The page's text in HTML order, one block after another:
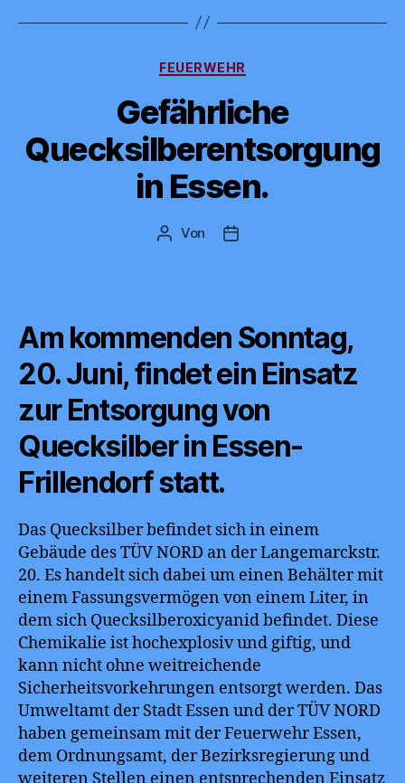
Kategorien
FEUERWEHR
Gefährliche
Quecksilberentsorgung
in Essen.
Beitragsautor
Von Beitragsdatum
Am kommenden Sonntag,
20. Juni, findet ein Einsatz
zur Entsorgung von
Quecksilber in Essen-
Frillendorf statt.
Das Quecksilber befindet sich in einem
Gebäude des TÜV NORD an der Langemarckstr.
20. Es handelt sich dabei um einen Behälter mit
einem Fassungsvermögen von einem Liter, in
dem sich Quecksilberoxicyanid befindet. Diese
Chemikalie ist hochexplosiv und giftig, und
kann nicht ohne weitreichende
Sicherheitsvorkehrungen entsorgt werden. Das
Umweltamt der Stadt Essen und der TÜV NORD
haben gemeinsam mit der Feuerwehr Essen,
dem Ordnungsamt, der Bezirksregierung und